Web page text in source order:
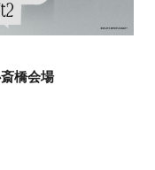
橋会場